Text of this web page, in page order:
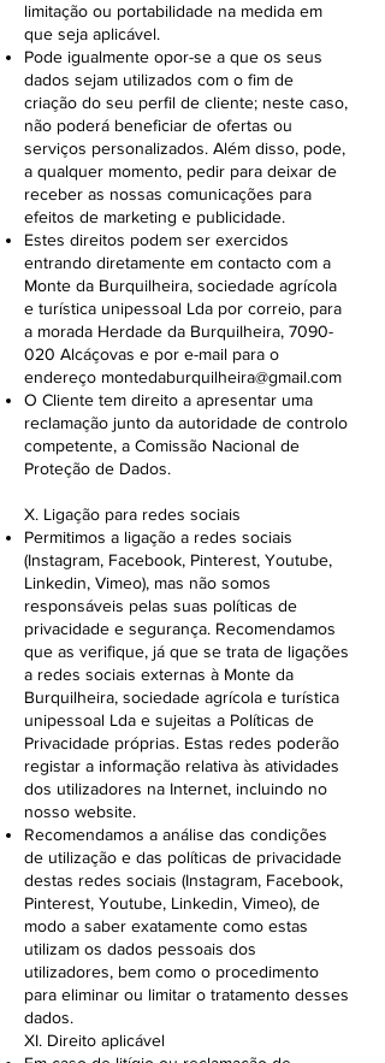
limitação ou portabilidade na medida em
que seja aplicável.
Pode igualmente opor-se a que os seus
dados sejam utilizados com o fim de
criação do seu perfil de cliente; neste caso,
não poderá beneficiar de ofertas ou
serviços personalizados. Além disso, pode,
a qualquer momento, pedir para deixar de
receber as nossas comunicações para
efeitos de marketing e publicidade.
Estes direitos podem ser exercidos
entrando diretamente em contacto com a
Monte da Burquilheira, sociedade agrícola
e turística unipessoal Lda por correio, para
a morada Herdade da Burquilheira, 7090-
020 Alcáçovas e por e-mail para o
endereço montedaburquilheira@gmail.com
O Cliente tem direito a apresentar uma
reclamação junto da autoridade de controlo
competente, a Comissão Nacional de
Proteção de Dados.
X. Ligação para redes sociais
Permitimos a ligação a redes sociais
(Instagram, Facebook, Pinterest, Youtube,
Linkedin, Vimeo), mas não somos
responsáveis pelas suas políticas de
privacidade e segurança. Recomendamos
que as verifique, já que se trata de ligações
a redes sociais externas à Monte da
Burquilheira, sociedade agrícola e turística
unipessoal Lda e sujeitas a Políticas de
Privacidade próprias. Estas redes poderão
registar a informação relativa às atividades
dos utilizadores na Internet, incluindo no
nosso website.
Recomendamos a análise das condições
de utilização e das políticas de privacidade
destas redes sociais (Instagram, Facebook,
Pinterest, Youtube, Linkedin, Vimeo), de
modo a saber exatamente como estas
utilizam os dados pessoais dos
utilizadores, bem como o procedimento
para eliminar ou limitar o tratamento desses
dados.
XI. Direito aplicável